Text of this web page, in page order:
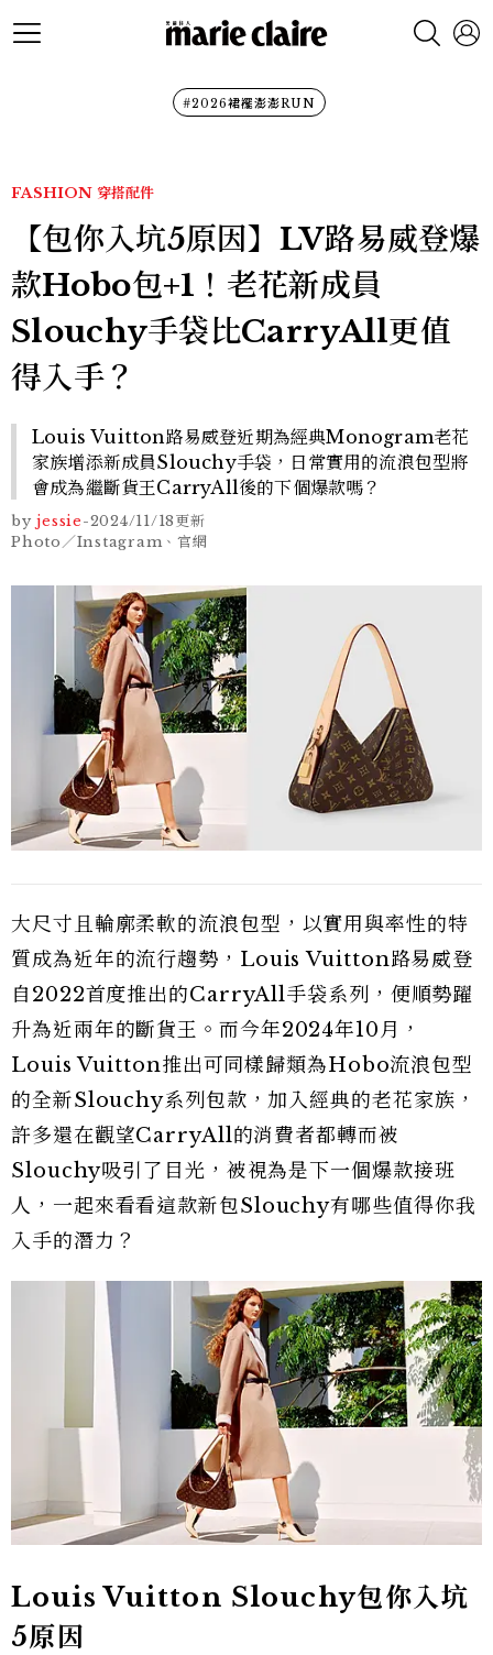
#2026裙襬澎澎RUN
FASHION 穿搭配件
【包你入坑5原因】LV路易威登爆
款Hobo包+1！老花新成員
Slouchy手袋比CarryAll更值
得入手？
Louis Vuitton路易威登近期為經典Monogram老花
家族增添新成員Slouchy手袋，日常實用的流浪包型將
會成為繼斷貨王CarryAll後的下個爆款嗎？
by jessie-2024/11/18更新
Photo／Instagram、官網
大尺寸且輪廓柔軟的流浪包型，以實用與率性的特
質成為近年的流行趨勢，Louis Vuitton路易威登
自2022首度推出的CarryAll手袋系列，便順勢躍
升為近兩年的斷貨王。而今年2024年10月，
Louis Vuitton推出可同樣歸類為Hobo流浪包型
的全新Slouchy系列包款，加入經典的老花家族，
許多還在觀望CarryAll的消費者都轉而被
Slouchy吸引了目光，被視為是下一個爆款接班
人，一起來看看這款新包Slouchy有哪些值得你我
入手的潛力？
Louis Vuitton Slouchy包你入坑
5原因